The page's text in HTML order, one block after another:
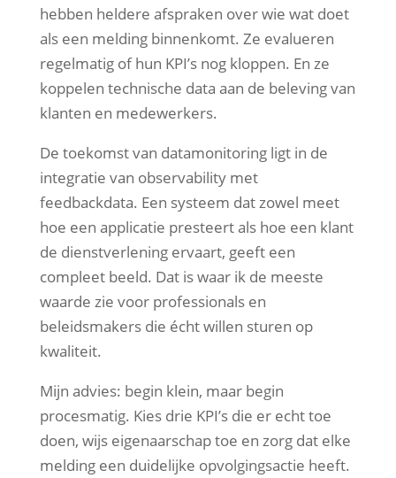
hebben heldere afspraken over wie wat doet
als een melding binnenkomt. Ze evalueren
regelmatig of hun KPI’s nog kloppen. En ze
koppelen technische data aan de beleving van
klanten en medewerkers.
De toekomst van datamonitoring ligt in de
integratie van observability met
feedbackdata. Een systeem dat zowel meet
hoe een applicatie presteert als hoe een klant
de dienstverlening ervaart, geeft een
compleet beeld. Dat is waar ik de meeste
waarde zie voor professionals en
beleidsmakers die écht willen sturen op
kwaliteit.
Mijn advies: begin klein, maar begin
procesmatig. Kies drie KPI’s die er echt toe
doen, wijs eigenaarschap toe en zorg dat elke
melding een duidelijke opvolgingsactie heeft.